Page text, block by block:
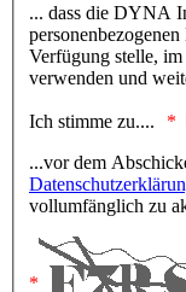
... dass die DYNA
Verfügung stelle,
verwenden und
Ich stimme zu....
...vor dem
vollumfänglich zu